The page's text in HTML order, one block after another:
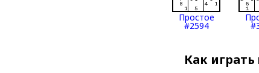
Простое
#2594
Как